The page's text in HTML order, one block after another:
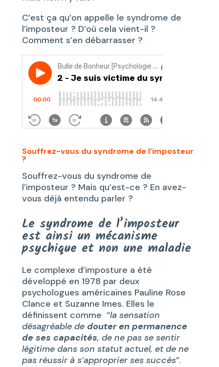
C’est ça qu’on appelle le syndrome de
l’imposteur ? D’où cela vient-il ?
Comment s’en débarrasser ?
Souffrez-vous du syndrome de l’imposteur
?
Souffrez-vous du syndrome de
l’imposteur ? Mais qu’est-ce ? En avez-
vous déjà entendu parler ?
Le syndrome de l’imposteur
est ainsi un mécanisme
psychique et non une maladie
Le complexe d’imposture a été
développé en 1978 par deux
psychologues américaines Pauline Rose
Clance et Suzanne Imes. Elles le
définissent comme “la sensation
désagréable de douter en permanence
de ses capacités, de ne pas se sentir
légitime dans son statut actuel, et de ne
pas réussir à s’approprier ses succès”.